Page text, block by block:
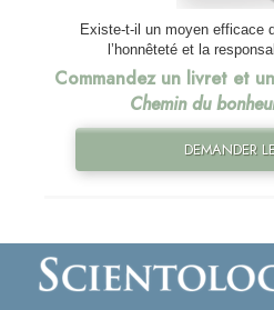
Existe-t-il un moyen efficace
l’honnêteté et la
Commandez un livret et
Chemin du
DEMANDER